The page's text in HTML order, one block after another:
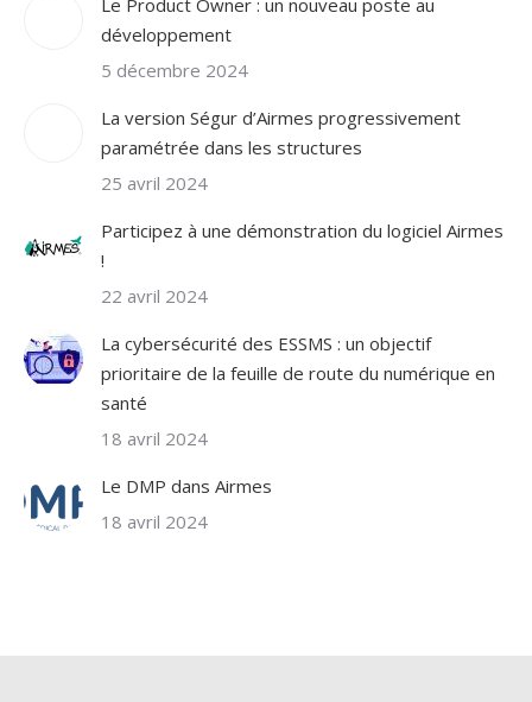
Le Product Owner : un nouveau poste au
développement
5 décembre 2024
La version Ségur d’Airmes progressivement
paramétrée dans les structures
25 avril 2024
Participez à une démonstration du logiciel Airmes
!
22 avril 2024
La cybersécurité des ESSMS : un objectif
prioritaire de la feuille de route du numérique en
santé
18 avril 2024
Le DMP dans Airmes
18 avril 2024